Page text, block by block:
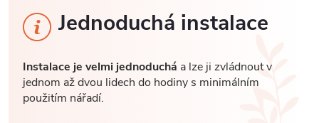
Jednoduchá instalace
Instalace je velmi jednoduchá a lze ji zvládnout v
jednom až dvou lidech do hodiny s minimálním
použitím nářadí.